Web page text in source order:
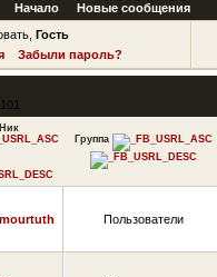
Начало
Новые сообщения
Гость
Забыли пароль?
Ник
Группа
Пользователи